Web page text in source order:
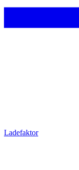
Ladefaktor